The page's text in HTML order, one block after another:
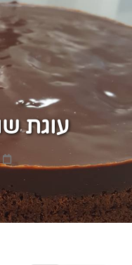
עוגת